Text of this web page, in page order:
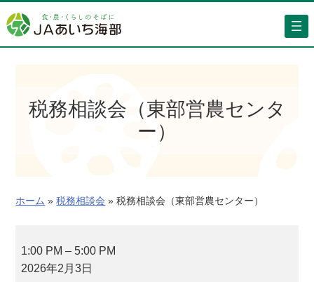
容
を
税務相談会（東部営農センタ
ー）
ホーム » 税務相談会 » 税務相談会（東部営農センター）
務
相
1:00 PM –5:00 PM
2026年2月3日